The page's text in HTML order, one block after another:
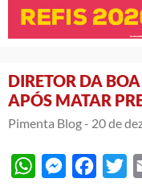
DIRETOR DA
APÓS MATAR
Pimenta Blog - 20 de
WhatsAppMessenger